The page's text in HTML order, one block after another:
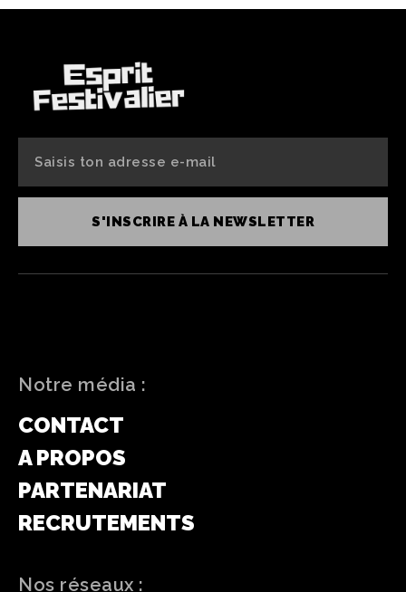
S'INSCRIRE À LA NEWSLETTER
Notre média :
CONTACT
A PROPOS
PARTENARIAT
RECRUTEMENTS
Nos réseaux :